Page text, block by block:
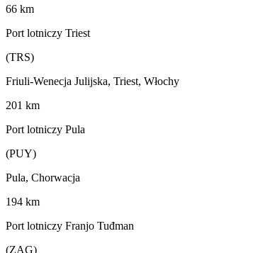
66 km
Port lotniczy Triest
(TRS)
Friuli-Wenecja Julijska, Triest, Włochy
201 km
Port lotniczy Pula
(PUY)
Pula, Chorwacja
194 km
Port lotniczy Franjo Tuđman
(ZAG)